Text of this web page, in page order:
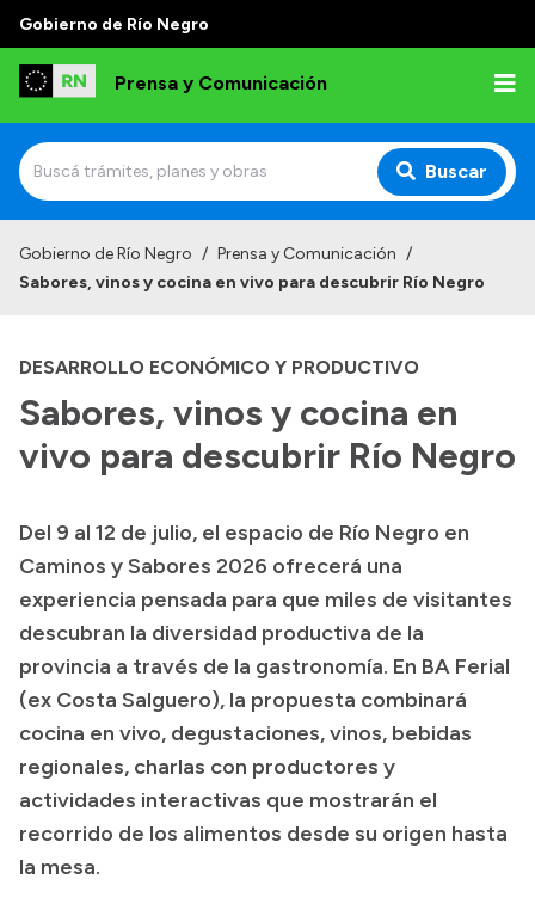
Gobierno de Río Negro
Prensa y Comunicación
Buscar
Archivo de noticias
Transparencia
Presupuesto
Boletín Oficial
Compras y licitaciones
Consulta de expedientes
Consulta de pago a proveedores
Convocatorias
Intranet
Gobierno de Río Negro / Prensa y Comunicación /
Sabores, vinos y cocina en vivo para descubrir Río Negro
DESARROLLO ECONÓMICO Y PRODUCTIVO
Sabores, vinos y cocina en
vivo para descubrir Río Negro
Del 9 al 12 de julio, el espacio de Río Negro en
Caminos y Sabores 2026 ofrecerá una
experiencia pensada para que miles de visitantes
descubran la diversidad productiva de la
provincia a través de la gastronomía. En BA Ferial
(ex Costa Salguero), la propuesta combinará
cocina en vivo, degustaciones, vinos, bebidas
regionales, charlas con productores y
actividades interactivas que mostrarán el
recorrido de los alimentos desde su origen hasta
la mesa.